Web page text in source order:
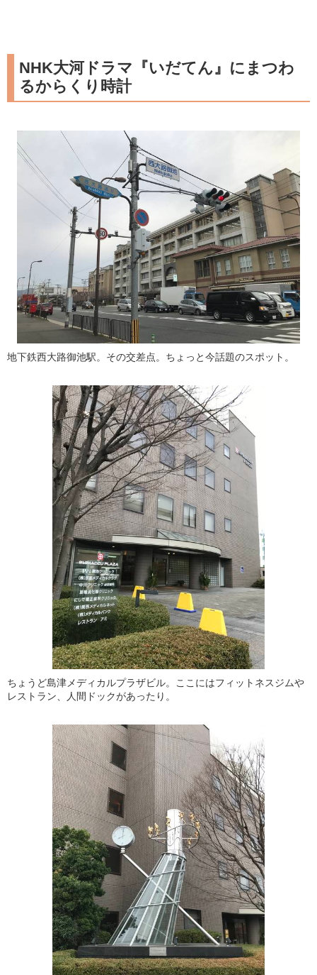
NHK大河ドラマ『いだてん』にまつわ
るからくり時計
地下鉄西大路御池駅。その交差点。ちょっと今話題のスポット。
ちょうど島津メディカルプラザビル。ここにはフィットネスジムや
レストラン、人間ドックがあったり。